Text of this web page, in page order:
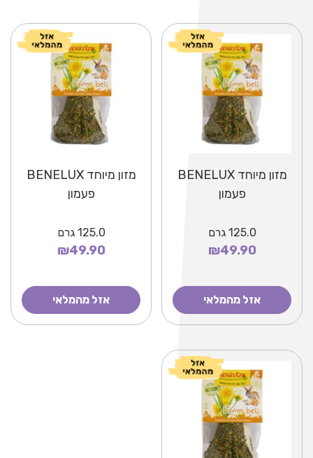
מזון מיוחד BENELUX
פעמון
125.0 גרם
₪49.90
אזל מהמלאי
מזון מיוחד BENELUX
פעמון
125.0 גרם
₪49.90
אזל מהמלאי